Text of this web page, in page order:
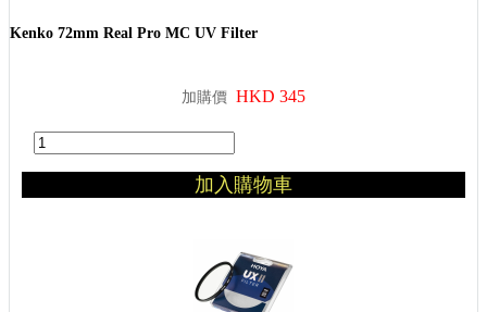
Kenko 72mm Real Pro MC UV Filter
加購價 HKD 345
加入購物車